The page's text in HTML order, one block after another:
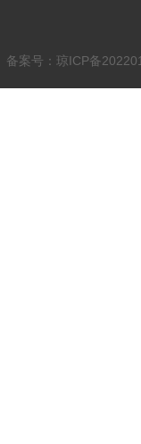
备案号：琼ICP备